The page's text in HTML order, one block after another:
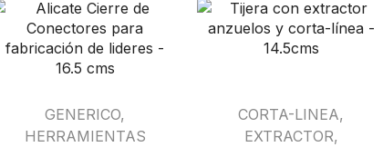
GENERICO,
HERRAMIENTAS
CORTA-LINEA,
EXTRACTOR,